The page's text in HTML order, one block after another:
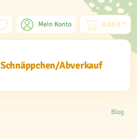
Mein Konto 0,00 € *
Schnäppchen/Abverkauf
Blog